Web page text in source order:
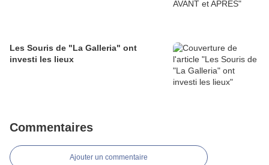
Les Souris de "La Galleria" ont
investi les lieux
Commentaires
Ajouter un commentaire